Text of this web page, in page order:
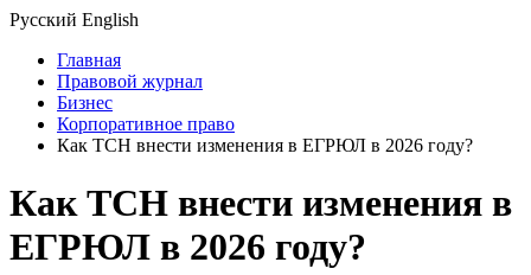
Русский English
Главная
Правовой журнал
Бизнес
Корпоративное право
Как ТСН внести изменения в ЕГРЮЛ в 2026 году?
Как ТСН внести изменения в
ЕГРЮЛ в 2026 году?